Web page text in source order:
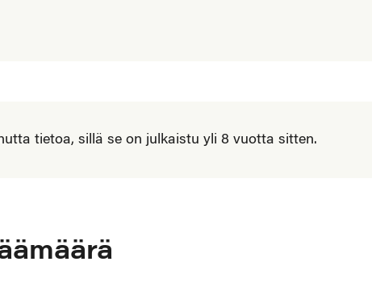
tietoa, sillä se on julkaistu yli 8 vuotta sitten.